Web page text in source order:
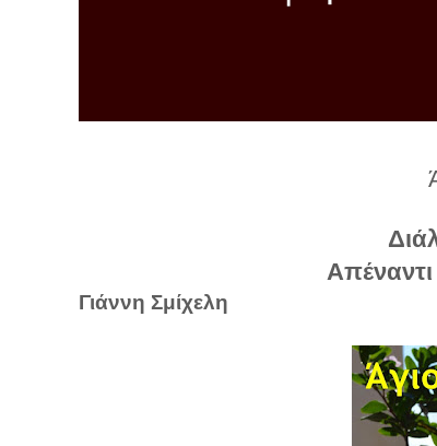
Γιάννη Σμίχελη